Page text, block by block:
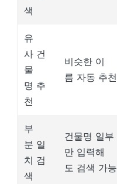
색
유
사 건
물
명 추
천
비슷한 이
름 자동 추천
부
분 일
치 검
색
건물명 일부
만 입력해
도 검색 가능